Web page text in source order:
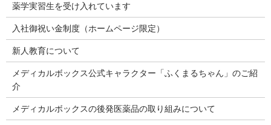
薬学実習生を受け入れています
入社御祝い金制度（ホームページ限定）
新人教育について
メディカルボックス公式キャラクター「ふくまるちゃん」のご紹
介
メディカルボックスの後発医薬品の取り組みについて